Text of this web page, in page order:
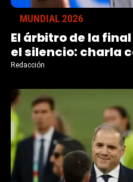
MUNDIAL 2026
El árbitro de la
el silencio: charla
Redacción